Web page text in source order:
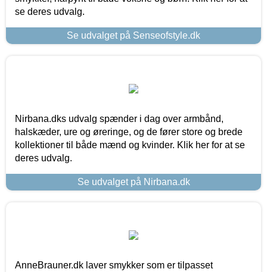
se deres udvalg.
Se udvalget på Senseofstyle.dk
Nirbana.dks udvalg spænder i dag over armbånd,
halskæder, ure og øreringe, og de fører store og brede
kollektioner til både mænd og kvinder. Klik her for at se
deres udvalg.
Se udvalget på Nirbana.dk
AnneBrauner.dk laver smykker som er tilpasset